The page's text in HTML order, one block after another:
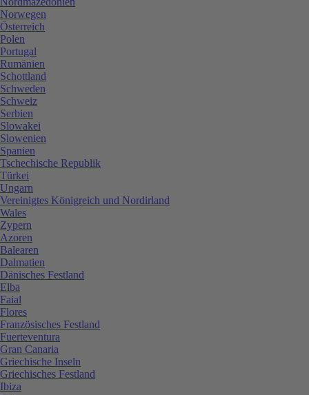
Norwegen
Österreich
Polen
Portugal
Rumänien
Schottland
Schweden
Schweiz
Serbien
Slowakei
Slowenien
Spanien
Tschechische Republik
Türkei
Ungarn
Vereinigtes Königreich und Nordirland
Wales
Zypern
Azoren
Balearen
Dalmatien
Dänisches Festland
Elba
Faial
Flores
Französisches Festland
Fuerteventura
Gran Canaria
Griechische Inseln
Griechisches Festland
Ibiza